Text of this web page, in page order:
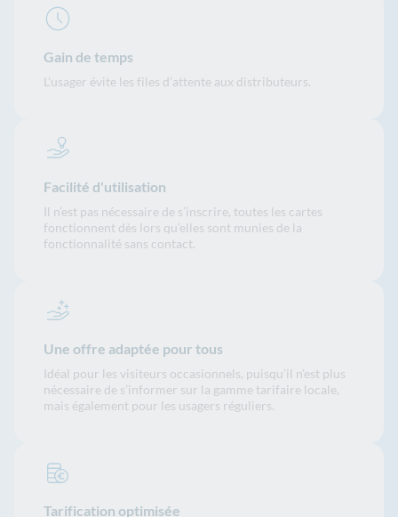
Gain de temps
L’usager évite les files d’attente aux distributeurs.
Facilité d'utilisation
Il n’est pas nécessaire de s’inscrire, toutes les cartes
fonctionnent dès lors qu’elles sont munies de la
fonctionnalité sans contact.
Une offre adaptée pour tous
Idéal pour les visiteurs occasionnels, puisqu’il n’est plus
nécessaire de s’informer sur la gamme tarifaire locale,
mais également pour les usagers réguliers.
Tarification optimisée